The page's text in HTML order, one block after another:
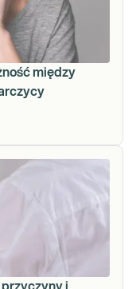
między